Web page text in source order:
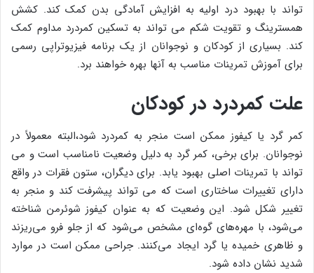
تواند با بهبود درد اولیه به افزایش آمادگی بدن کمک کند. کشش
همسترینگ و تقویت شکم می تواند به تسکین کمردرد مداوم کمک
کند. بسیاری از کودکان و نوجوانان از یک برنامه فیزیوتراپی رسمی
برای آموزش تمرینات مناسب به آنها بهره خواهند برد.
علت کمردرد در کودکان
کمر گرد یا کیفوز ممکن است منجر به کمردرد شود،البته معمولاً در
نوجوانان. برای برخی، کمر گرد به دلیل وضعیت نامناسب است و می
تواند با تمرینات اصلی بهبود یابد. برای دیگران، ستون فقرات در واقع
دارای تغییرات ساختاری است که می تواند پیشرفت کند و منجر به
تغییر شکل شود. این وضعیت که به عنوان کیفوز شوئرمن شناخته
می‌شود، با مهره‌های گوه‌ای مشخص می‌شود که از جلو فرو می‌ریزند
و ظاهری خمیده یا گرد ایجاد می‌کنند. جراحی ممکن است در موارد
شدید نشان داده شود.